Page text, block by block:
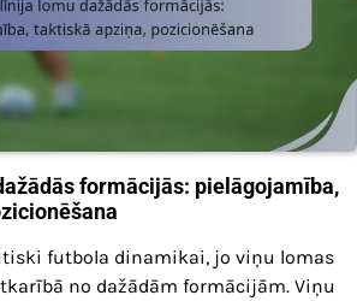
formācijās: pielāgojamība,
futbola dinamikai, jo viņu lomas
no dažādām formācijām. Viņu